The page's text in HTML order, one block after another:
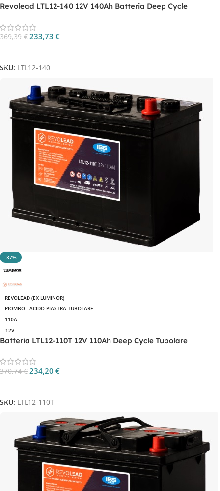
Revolead LTL12-140 12V 140Ah Batteria Deep Cycle
369,39€ 233,73 €
SKU: LTL12-140
-37%
REVOLEAD (EX LUMINOR)
PIOMBO - ACIDO PIASTRA TUBOLARE
110A
12V
Batteria LTL12-110T 12V 110Ah Deep Cycle Tubolare
370,74€ 234,20 €
SKU: LTL12-110T